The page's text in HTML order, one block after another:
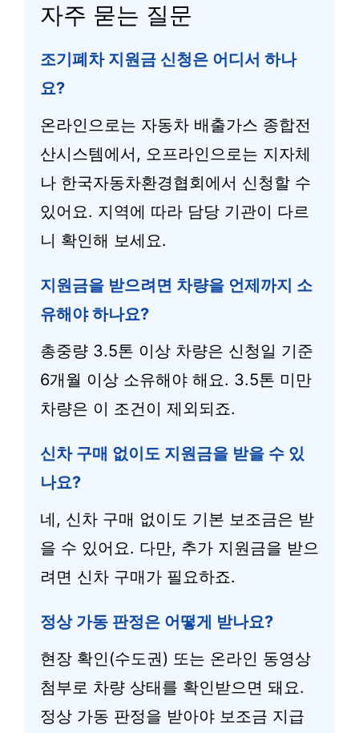
자주 묻는 질문
조기폐차 지원금 신청은 어디서 하나
요?
온라인으로는 자동차 배출가스 종합전
산시스템에서, 오프라인으로는 지자체
나 한국자동차환경협회에서 신청할 수
있어요. 지역에 따라 담당 기관이 다르
니 확인해 보세요.
지원금을 받으려면 차량을 언제까지 소
유해야 하나요?
총중량 3.5톤 이상 차량은 신청일 기준
6개월 이상 소유해야 해요. 3.5톤 미만
차량은 이 조건이 제외되죠.
신차 구매 없이도 지원금을 받을 수 있
나요?
네, 신차 구매 없이도 기본 보조금은 받
을 수 있어요. 다만, 추가 지원금을 받으
려면 신차 구매가 필요하죠.
정상 가동 판정은 어떻게 받나요?
현장 확인(수도권) 또는 온라인 동영상
첨부로 차량 상태를 확인받으면 돼요.
정상 가동 판정을 받아야 보조금 지급